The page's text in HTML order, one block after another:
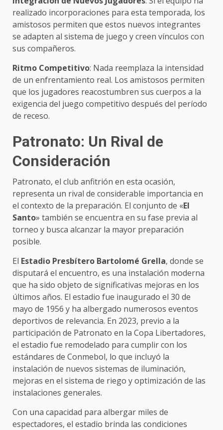
realizado incorporaciones para esta temporada, los
amistosos permiten que estos nuevos integrantes
se adapten al sistema de juego y creen vínculos con
sus compañeros.
Ritmo Competitivo: Nada reemplaza la intensidad
de un enfrentamiento real. Los amistosos permiten
que los jugadores reacostumbren sus cuerpos a la
exigencia del juego competitivo después del período
de receso.
Patronato: Un Rival de
Consideración
Patronato, el club anfitrión en esta ocasión,
representa un rival de considerable importancia en
el contexto de la preparación. El conjunto de «El
Santo» también se encuentra en su fase previa al
torneo y busca alcanzar la mayor preparación
posible.
El Estadio Presbítero Bartolomé Grella, donde se
disputará el encuentro, es una instalación moderna
que ha sido objeto de significativas mejoras en los
últimos años. El estadio fue inaugurado el 30 de
mayo de 1956 y ha albergado numerosos eventos
deportivos de relevancia. En 2023, previo a la
participación de Patronato en la Copa Libertadores,
el estadio fue remodelado para cumplir con los
estándares de Conmebol, lo que incluyó la
instalación de nuevos sistemas de iluminación,
mejoras en el sistema de riego y optimización de las
instalaciones generales.
Con una capacidad para albergar miles de
espectadores, el estadio brinda las condiciones